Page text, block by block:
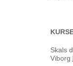
Skals
Viborg